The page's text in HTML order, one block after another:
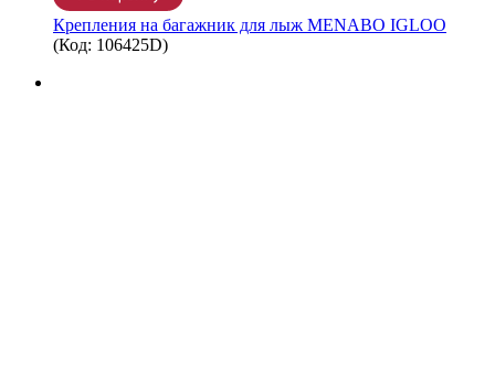
Крепления на багажник для лыж MENABO IGLOO
(Код: 106425D)